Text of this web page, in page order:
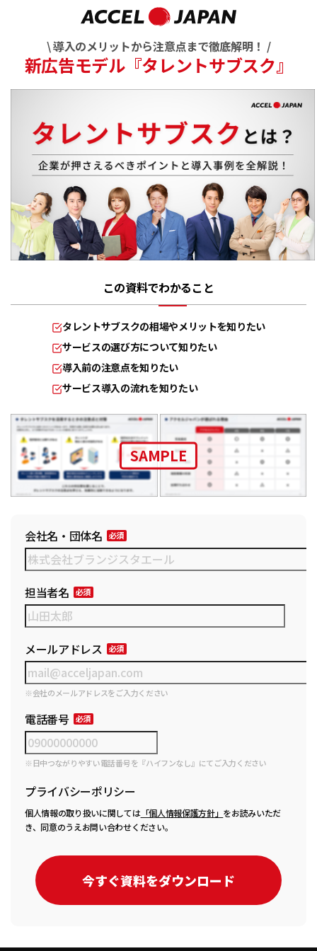
\ 導入のメリットから注意点まで徹底解明！ /
新広告モデル『タレントサブスク』
この資料でわかること
タレントサブスクの相場やメリットを知りたい
サービスの選び方について知りたい
導入前の注意点を知りたい
サービス導入の流れを知りたい
SAMPLE
会社名・団体名
担当者名
メールアドレス
※会社のメールアドレスをご入力ください
電話番号
※日中つながりやすい電話番号を『ハイフンなし』にてご入力ください
プライバシーポリシー
個人情報の取り扱いに関しては「個人情報保護方針」 をお読みいただ
き、同意のうえお問い合わせください。